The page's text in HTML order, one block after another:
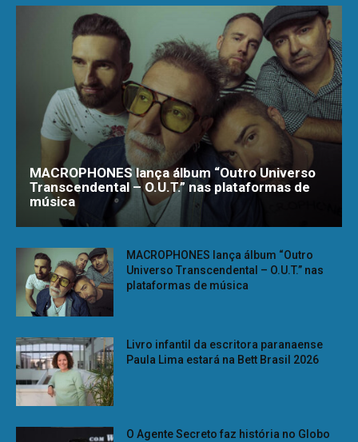
MACROPHONES lança álbum “Outro Universo
Transcendental – O.U.T.” nas plataformas de
música
MACROPHONES lança álbum “Outro
Universo Transcendental – O.U.T.” nas
plataformas de música
Livro infantil da escritora paranaense
Paula Lima estará na Bett Brasil 2026
O Agente Secreto faz história no Globo